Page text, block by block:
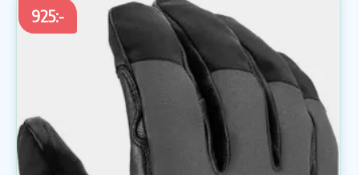
925:-